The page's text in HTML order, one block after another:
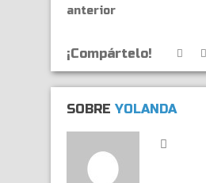
anterior
¡Compártelo!
SOBRE YOLANDA